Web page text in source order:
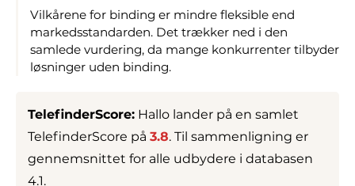
Vilkårene for binding er mindre fleksible end
markedsstandarden. Det trækker ned i den
samlede vurdering, da mange konkurrenter tilbyder
løsninger uden binding.
TelefinderScore: Hallo lander på en samlet
TelefinderScore på 3.8. Til sammenligning er
gennemsnittet for alle udbydere i databasen
4.1.